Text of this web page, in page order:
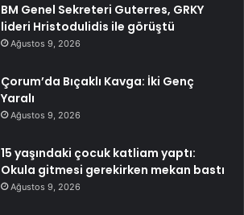
BM Genel Sekreteri Guterres, GRKY
lideri Hristodulidis ile görüştü
Ağustos 9, 2026
Çorum’da Bıçaklı Kavga: İki Genç
Yaralı
Ağustos 9, 2026
15 yaşındaki çocuk katliam yaptı:
Okula gitmesi gerekirken mekan bastı
Ağustos 9, 2026